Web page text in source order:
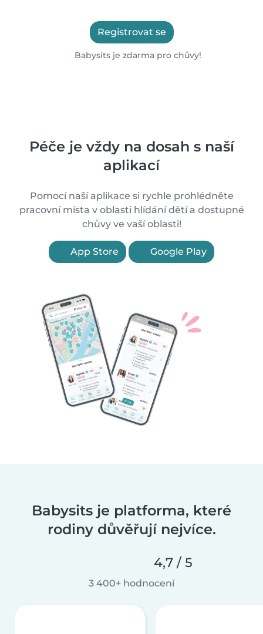
Registrovat se
Babysits je zdarma pro chůvy!
Péče je vždy na dosah s naší
aplikací
Pomocí naší aplikace si rychle prohlédněte
pracovní místa v oblasti hlídání dětí a dostupné
chůvy ve vaší oblasti!
App Store Google Play
Babysits je platforma, které
rodiny důvěřují nejvíce.
4,7 / 5
3 400+ hodnocení